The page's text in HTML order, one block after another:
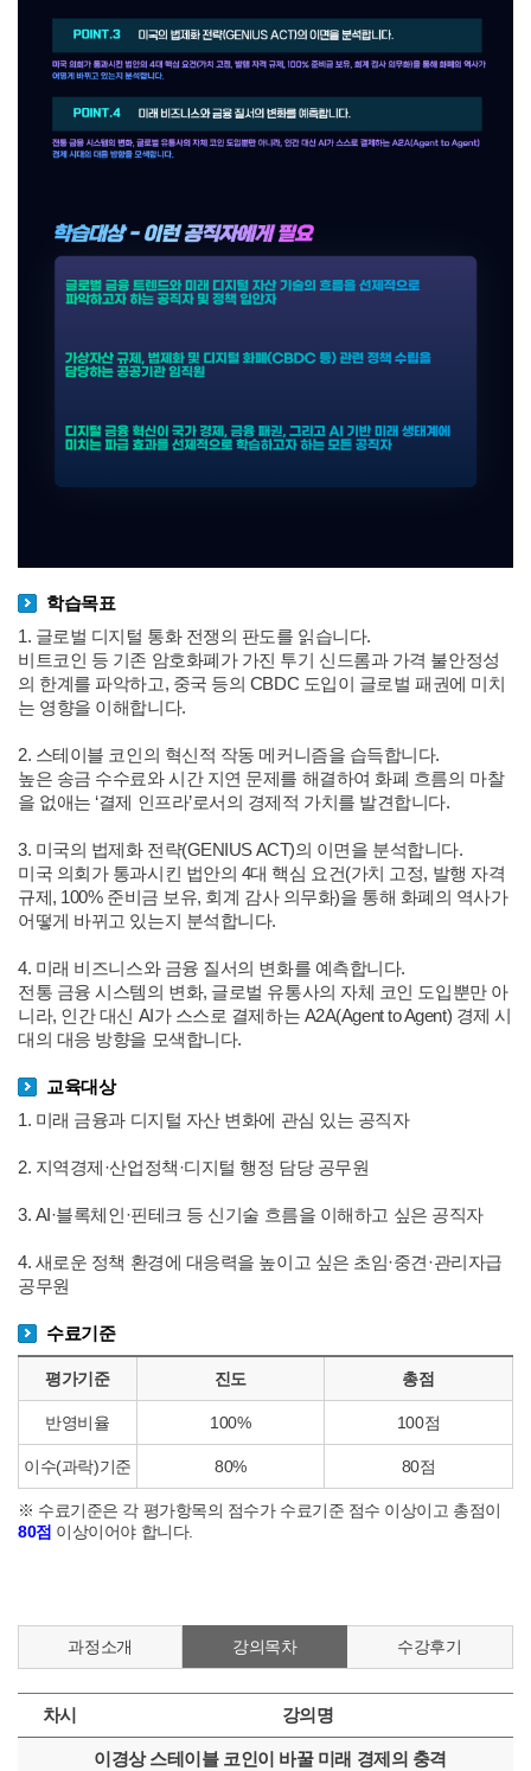
학습목표
1. 글로벌 디지털 통화 전쟁의 판도를 읽습니다.
비트코인 등 기존 암호화폐가 가진 투기 신드롬과 가격 불안정성
의 한계를 파악하고, 중국 등의 CBDC 도입이 글로벌 패권에 미치
는 영향을 이해합니다.
2. 스테이블 코인의 혁신적 작동 메커니즘을 습득합니다.
높은 송금 수수료와 시간 지연 문제를 해결하여 화폐 흐름의 마찰
을 없애는 ‘결제 인프라’로서의 경제적 가치를 발견합니다.
3. 미국의 법제화 전략(GENIUS ACT)의 이면을 분석합니다.
미국 의회가 통과시킨 법안의 4대 핵심 요건(가치 고정, 발행 자격
규제, 100% 준비금 보유, 회계 감사 의무화)을 통해 화폐의 역사가
어떻게 바뀌고 있는지 분석합니다.
4. 미래 비즈니스와 금융 질서의 변화를 예측합니다.
전통 금융 시스템의 변화, 글로벌 유통사의 자체 코인 도입뿐만 아
니라, 인간 대신 AI가 스스로 결제하는 A2A(Agent to Agent) 경제 시
대의 대응 방향을 모색합니다.
교육대상
1. 미래 금융과 디지털 자산 변화에 관심 있는 공직자
2. 지역경제·산업정책·디지털 행정 담당 공무원
3. AI·블록체인·핀테크 등 신기술 흐름을 이해하고 싶은 공직자
4. 새로운 정책 환경에 대응력을 높이고 싶은 초임·중견·관리자급
공무원
수료기준
평가기준 진도 총점
반영비율 100% 100점
이수(과락)기준 80% 80점
※ 수료기준은 각 평가항목의 점수가 수료기준 점수 이상이고 총점이
80점 이상이어야 합니다.
과정소개 강의목차 수강후기
차시 강의명
이경상 스테이블 코인이 바꿀 미래 경제의 충격